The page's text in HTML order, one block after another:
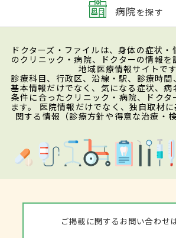
病院を探す
ドクターズ・ファイルは、身体の症状
のクリニック・病院、ドクターの情報を
地域医療情報サイトです
診療科目、行政区、沿線・駅、診療時間
基本情報だけでなく、気になる症状、病
条件に合ったクリニック・病院、ドクタ
ます。 医院情報だけでなく、独自取材
関する情報（診療方針や得意な治療・
ご掲載に関するお問い合わせ